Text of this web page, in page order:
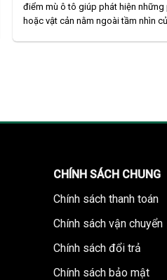
điểm mù ô tô giúp phát hiện những
hoặc vật cản nằm ngoài tầm nhìn
CHÍNH SÁCH CHUNG
Chính sách thanh toán
Chính sách vận chuyển
Chính sách đổi trả
Chính sách bảo mật